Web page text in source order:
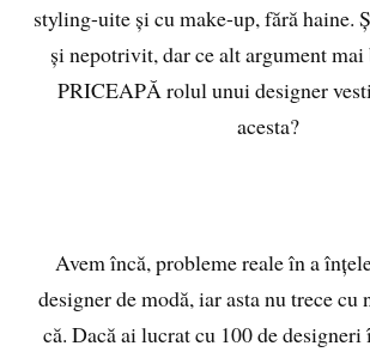
styling-uite și cu make-up, fără haine.
și nepotrivit, dar ce alt argument mai
PRICEAPĂ rolul unui designer
acesta?
Avem încă, probleme reale în a
designer de modă, iar asta nu trece cu
că. Dacă ai lucrat cu 100 de